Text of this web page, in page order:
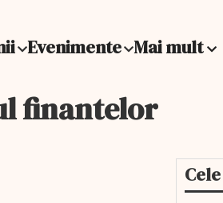
Evenimente Mai mult
finantelor